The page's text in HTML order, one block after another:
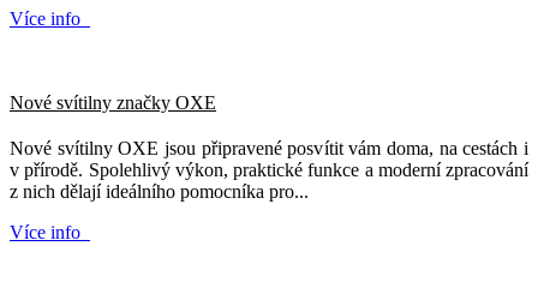
Více info
Nové svítilny značky OXE
Nové svítilny OXE jsou připravené posvítit vám doma, na cestách i
v přírodě. Spolehlivý výkon, praktické funkce a moderní zpracování
z nich dělají ideálního pomocníka pro...
Více info